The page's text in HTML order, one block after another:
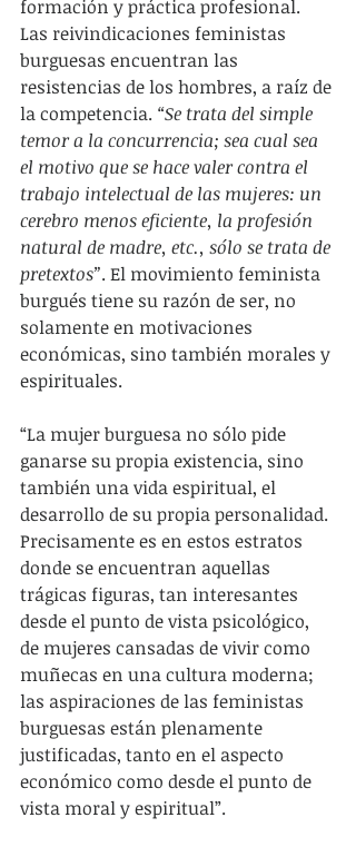
formación y práctica profesional.
Las reivindicaciones feministas
burguesas encuentran las
resistencias de los hombres, a raíz de
la competencia. “Se trata del simple
temor a la concurrencia; sea cual sea
el motivo que se hace valer contra el
trabajo intelectual de las mujeres: un
cerebro menos eficiente, la profesión
natural de madre, etc., sólo se trata de
pretextos”. El movimiento feminista
burgués tiene su razón de ser, no
solamente en motivaciones
económicas, sino también morales y
espirituales.
“La mujer burguesa no sólo pide
ganarse su propia existencia, sino
también una vida espiritual, el
desarrollo de su propia personalidad.
Precisamente es en estos estratos
donde se encuentran aquellas
trágicas figuras, tan interesantes
desde el punto de vista psicológico,
de mujeres cansadas de vivir como
muñecas en una cultura moderna;
las aspiraciones de las feministas
burguesas están plenamente
justificadas, tanto en el aspecto
económico como desde el punto de
vista moral y espiritual”.